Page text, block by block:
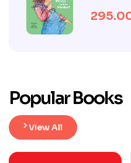
Pocket
Popular Books
View All